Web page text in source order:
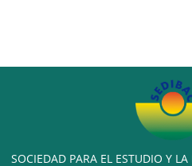
SOCIEDAD PARA EL ESTUDIO Y